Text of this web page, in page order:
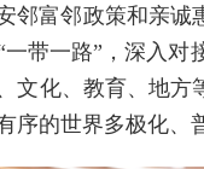
邻富邻政策和亲
带一路”，深入
文化、教育、地
序的世界多极化